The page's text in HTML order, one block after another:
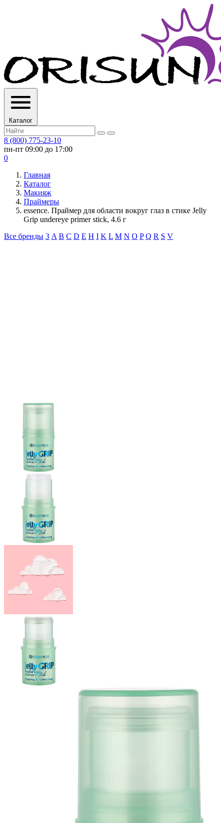
Каталог
8 (800) 775-23-10
пн-пт 09:00 до 17:00
0
Главная
Каталог
Макияж
Праймеры
essence. Праймер для области вокруг глаз в стике Jelly
Grip undereye primer stick, 4.6 г
Все бренды 3 A B C D E H I K L M N O P Q R S V